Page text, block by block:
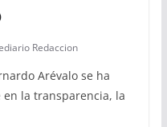
Redaccion
Arévalo se ha
la transparencia, la